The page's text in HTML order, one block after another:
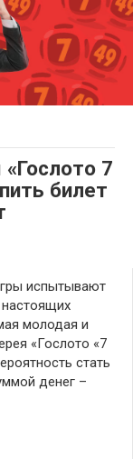
7
билет
испытывают
молодая и
«Гослото «7
стать
денег –